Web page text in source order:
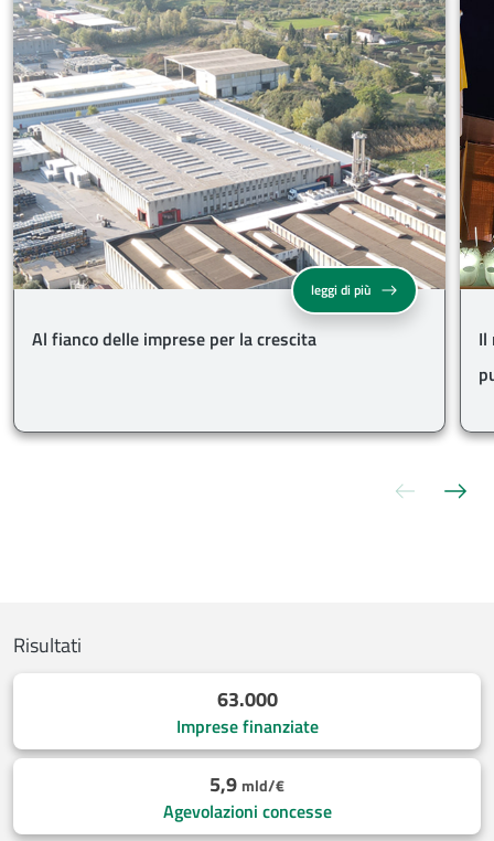
Slide
leggi di più Al fianco delle
Al fianco delle imprese per la crescita
Il
Risultati
63.000
Imprese finanziate
5,9 mld/€
Agevolazioni concesse